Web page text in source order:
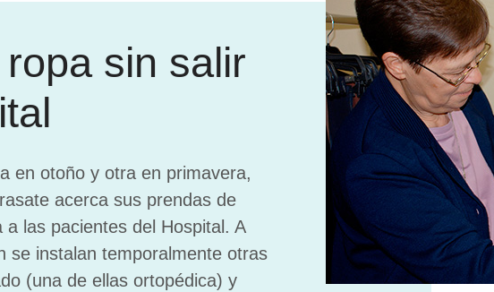
sin salir
en otoño y otra en primavera,
acerca sus prendas de
las pacientes del Hospital. A
se instalan temporalmente otras
(una de ellas ortopédica) y